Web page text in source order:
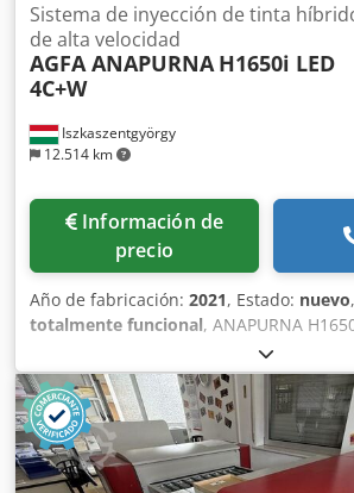
Iszkaszentgyörgy
12.514 km
Sistema de inyección de tinta
de alta velocidad
AGFA ANAPURNA H1650i LED
4C+W
Información de
precio
Año de fabricación: 2021, Estado: nuevo
totalmente funcional, ANAPURNA
impresión LED-UV: El modelo de
híbrida de gran formato Anapurna
para empresas de rotulación,
laboratorios fotográficos y empresas
que deseen combinar trabajos de
papel en bobina. El sistema imprime